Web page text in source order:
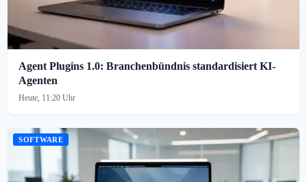
Agent Plugins 1.0: Branchenbündnis standardisiert KI-
Agenten
Heute, 11:20 Uhr
SOFTWARE